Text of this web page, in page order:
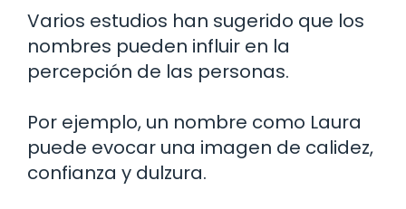
Varios estudios han sugerido que los
nombres pueden influir en la
percepción de las personas.
Por ejemplo, un nombre como Laura
puede evocar una imagen de calidez,
confianza y dulzura.